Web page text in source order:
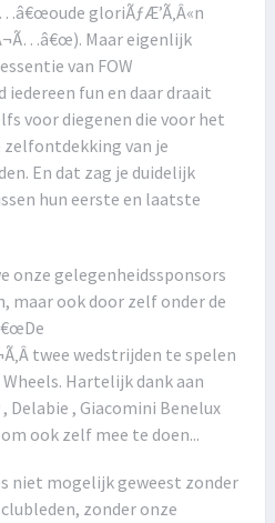
gloriÃƒÆ’Ã‚Â«n
Maar eigenlijk
van FOW
iedereen fun en daar draait
voor diegenen die voor het
zelfontdekking van je
En dat zag je duidelijk
hun eerste en laatste
onze gelegenheidssponsors
maar ook door zelf onder de
twee wedstrijden te spelen
Hartelijk dank aan
Delabie , Giacomini Benelux
ook zelf mee te doen...
niet mogelijk geweest zonder
zonder onze